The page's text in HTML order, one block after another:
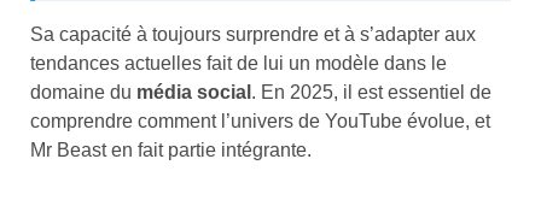
Sa capacité à toujours surprendre et à s’adapter aux
tendances actuelles fait de lui un modèle dans le
domaine du média social . En 2025, il est essentiel de
comprendre comment l’univers de YouTube évolue, et
Mr Beast en fait partie intégrante.